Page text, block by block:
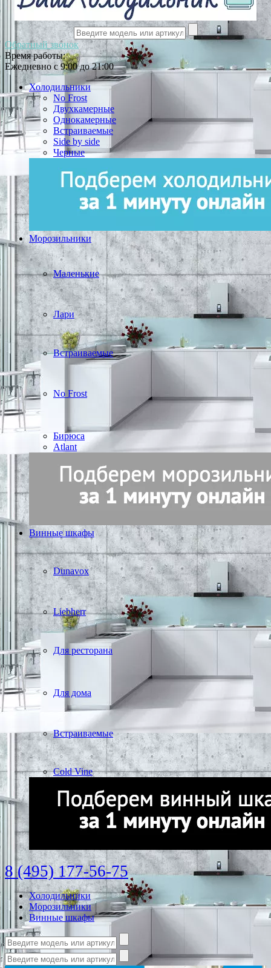
Обратный звонок
Время работы:
Ежедневно с 9:00 до 21:00
Холодильники
No Frost
Двухкамерные
Однокамерные
Встраиваемые
Side by side
Черные
Морозильники
Маленькие
Лари
Встраиваемые
No Frost
Бирюса
Atlant
Винные шкафы
Dunavox
Liebherr
Для ресторана
Для дома
Встраиваемые
Cold Vine
8 (495) 177-56-75
Холодильники
Морозильники
Винные шкафы